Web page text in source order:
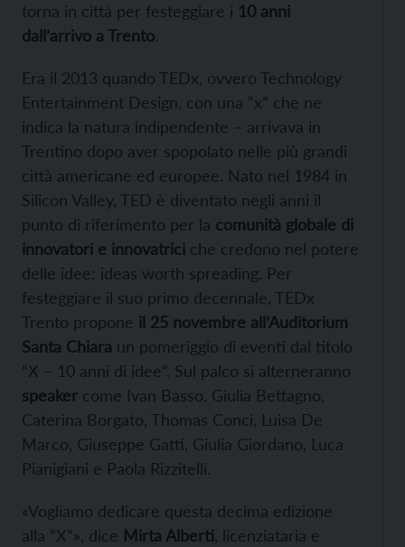
torna in città per festeggiare i 10 anni
dall’arrivo a Trento.
Era il 2013 quando TEDx, ovvero Technology
Entertainment Design, con una “x” che ne
indica la natura indipendente – arrivava in
Trentino dopo aver spopolato nelle più grandi
città americane ed europee. Nato nel 1984 in
Silicon Valley, TED è diventato negli anni il
punto di riferimento per la comunità globale di
innovatori e innovatrici che credono nel potere
delle idee: ideas worth spreading. Per
festeggiare il suo primo decennale, TEDx
Trento propone il 25 novembre all’Auditorium
Santa Chiara un pomeriggio di eventi dal titolo
“X – 10 anni di idee”. Sul palco si alterneranno
speaker come Ivan Basso, Giulia Bettagno,
Caterina Borgato, Thomas Conci, Luisa De
Marco, Giuseppe Gatti, Giulia Giordano, Luca
Pianigiani e Paola Rizzitelli.
«Vogliamo dedicare questa decima edizione
alla “X”», dice Mirta Alberti , licenziataria e